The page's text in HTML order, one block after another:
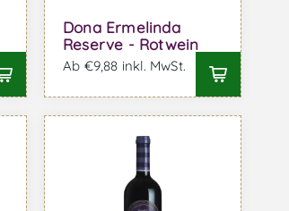
Dona Ermelinda
Reserve - Rotwein
Ab €9,88 inkl. MwSt.